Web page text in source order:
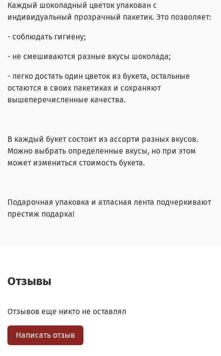
Каждый шоколадный цветок упакован с
индивидуальный прозрачный пакетик. Это позволяет:
- соблюдать гигиену;
- не смешиваются разные вкусы шоколада;
- легко достать один цветок из букета, остальные
остаются в своих пакетиках и сохраняют
вышеперечисленные качества.
В каждый букет состоит из ассорти разных вкусов.
Можно выбрать определенные вкусы, но при этом
может измениться стоимость букета.
Подарочная упаковка и атласная лента подчеркивают
престиж подарка!
Отзывы
Отзывов еще никто не оставлял
Написать отзыв